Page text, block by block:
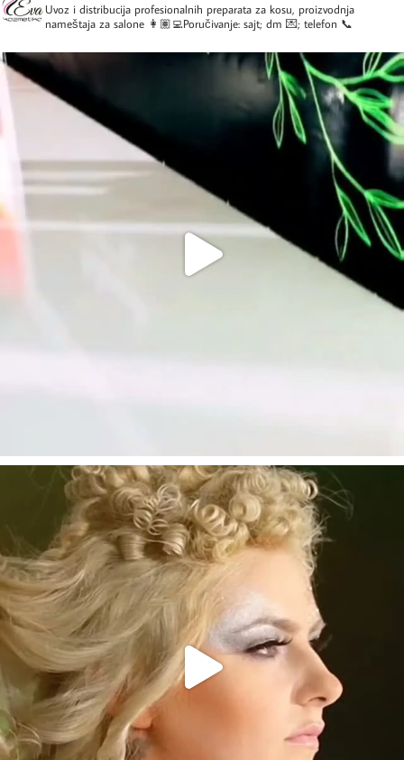
Uvoz i distribucija profesionalnih preparata za kosu, proizvodnja
nameštaja za salone 👩🏽‍💻Poručivanje: sajt; dm 💌; telefon 📞